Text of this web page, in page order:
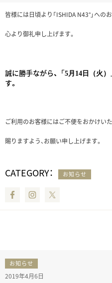
皆様には日頃より「ISHIDA N43°」への
心より御礼申し上げます。
誠に勝手ながら、 「5月14日（火
す。
ご利用のお客様にはご不便をおかけい
賜りますよう、お願い申し上げます。
CATEGORY： お知らせ
FacebookInstagram
お知らせ
2019年4月6日